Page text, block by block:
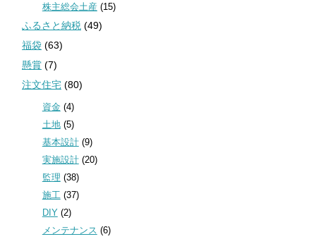
株主総会土産 (15)
ふるさと納税 (49)
福袋 (63)
懸賞 (7)
注文住宅 (80)
資金(4)
土地(5)
基本設計(9)
実施設計(20)
監理 (38)
施工 (37)
DIY(2)
メンテナンス (6)